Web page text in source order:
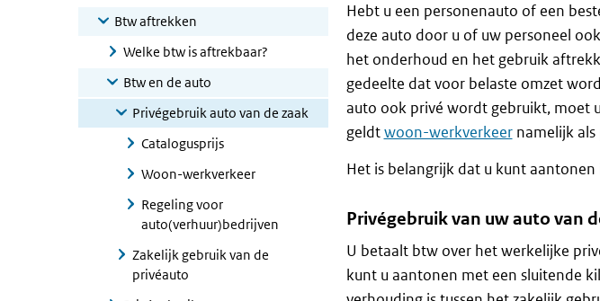
Btw aftrekken
Welke btw is aftrekbaar?
Btw en de auto
Privégebruik auto van de zaak
Catalogusprijs
Woon-werkverkeer
Regeling voor
auto(verhuur)bedrijven
Zakelijk gebruik van de
privéauto
Hebt u een personenauto of een
deze auto door u of uw personeel
het onderhoud en het gebruik
gedeelte dat voor belaste omzet
auto ook privé wordt gebruikt, moet
geldtwoon-werkverkeernamelijk als
Het is belangrijk dat u kunt
Privégebruik van uw auto van
U betaalt btw over het werkelijke
kunt u aantonen met een sluitende